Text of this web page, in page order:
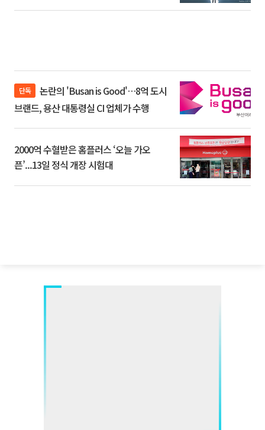
단독
브랜드, 용산 대통령실 CI 업체가 수행
2000억 수혈받은 홈플러스 ‘오늘 가오
픈’...13일 정식 개장 시험대